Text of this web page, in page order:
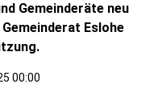
Gemeinderäte neu
Eslohe
00:00